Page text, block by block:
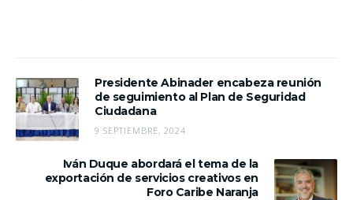
Presidente Abinader encabeza reunión
de seguimiento al Plan de Seguridad
Ciudadana
9 SEPTIEMBRE, 2024
Iván Duque abordará el tema de la
exportación de servicios creativos en
Foro Caribe Naranja